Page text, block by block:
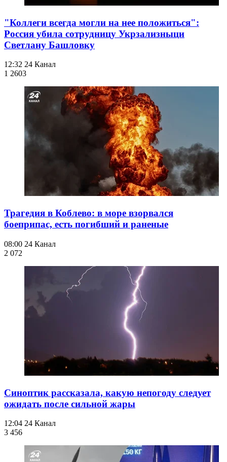
"Коллеги всегда могли на нее положиться":
Россия убила сотрудницу Укрзализныци
Светлану Башловку
12:32 24 Канал
1 2603
Трагедия в Коблево: в море взорвался
боеприпас, есть погибший и раненые
08:00 24 Канал
2 072
Синоптик рассказала, какую непогоду следует
ожидать после сильной жары
12:04 24 Канал
3 456